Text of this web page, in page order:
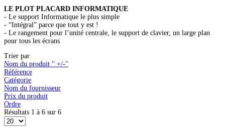
LE PLOT PLACARD INFORMATIQUE
- Le support Informatique le plus simple
- “Intégral” parce que tout y est !
- Le rangement pour l’unité centrale, le support de clavier, un large plan
pour tous les écrans
Trier par
Nom du produit " +/-"
Référence
Catégorie
Nom du fournisseur
Prix du produit
Ordre
Résultats 1 à 6 sur 6